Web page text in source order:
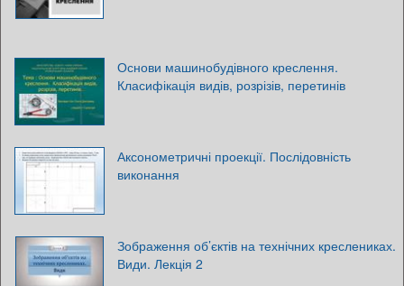
Основи машинобудівного креслення.
Класифікація видів, розрізів, перетинів
Аксонометричні проекції. Послідовність
виконання
Зображення об’єктів на технічних креслениках.
Види. Лекція 2